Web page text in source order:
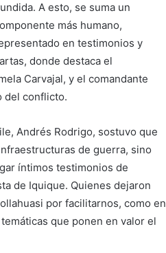
A esto, se suma un
más humano,
en testimonios y
donde destaca el
Carvajal, y el comandante
del conflicto.
Andrés Rodrigo, sostuvo que
de guerra, sino
íntimos testimonios de
de Iquique. Quienes dejaron
por facilitarnos, como en
que ponen en valor el